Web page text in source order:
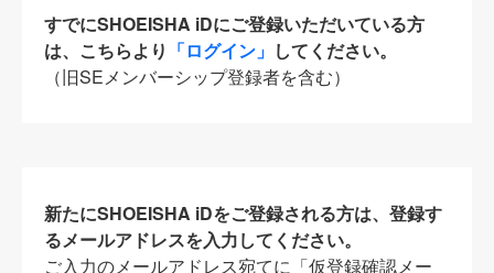
すでにSHOEISHA iDにご登録いただいている方
は、こちらより 「ログイン」 してください。
（旧SEメンバーシップ登録者を含む）
新たにSHOEISHA iDをご登録される方は、登録す
るメールアドレスを入力してください。
ご入力のメールアドレス宛てに「仮登録確認メー